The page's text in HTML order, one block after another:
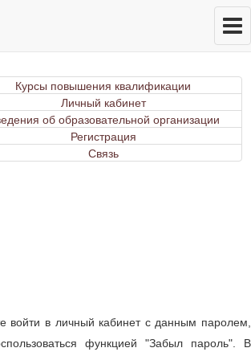
Курсы повышения квалификации
Личный кабинет
об образовательной организации
Регистрация
Связь
войти в личный кабинет с данным паролем,
функцией "Забыл пароль". В